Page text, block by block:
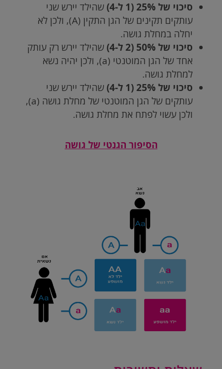
סיכוי של 25% (1 ל-4)
שהילד יירש שני
עותקים תקינים של הגן התקין (A), ולכן לא
יחלה במחלת גושה.
סיכוי של 50% (2 ל-4)
שהילד יירש רק עותק
אחד של הגן המוטנטי (a), ולכן יהיה נשא
למחלת גושה.
סיכוי של 25% (1 ל-4)
שהילד יירש שני
עותקים של הגן המוטנטי של מחלת גושה (a)
,
ולכן עשוי לפתח את מחלת גושה.
הסיפור הגנטי של גושה